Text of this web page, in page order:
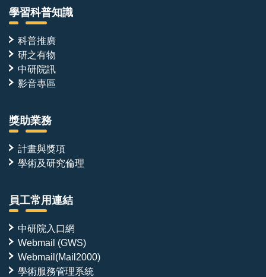
學習科普知識
科普推廣
研之有物
中研院訊
影音專區
獎助業務
計畫與獎項
學術及研究倫理
員工常用連結
中研院入口網
Webmail (GWS)
Webmail(Mail2000)
學術服務管理系統